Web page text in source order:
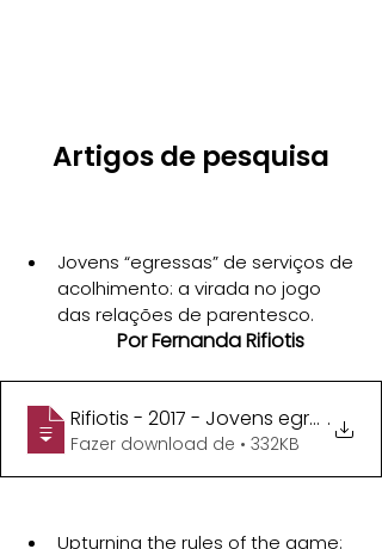
Artigos de pesquisa
Jovens “egressas” de serviços de
acolhimento: a virada no jogo
das relações de parentesco.
Por Fernanda Rifiotis
Rifiotis - 2017 - Jovens egressas
.
Fazer download de • 332KB
Upturning the rules of the game: